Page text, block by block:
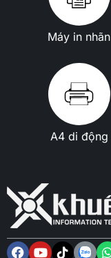
Máy in nhãn
A4 di động